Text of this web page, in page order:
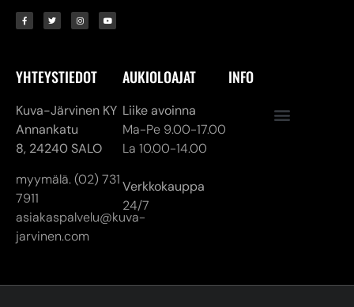
YHTEYSTIEDOT
Kuva-Järvinen KY
Annankatu
8, 24240 SALO
myymälä. (02) 731
7911
asiakaspalvelu@kuva-
jarvinen.com
AUKIOLOAJAT
Liike avoinna
Ma-Pe 9.00-17.00
La 10.00-14.00
Verkkokauppa
24/7
INFO